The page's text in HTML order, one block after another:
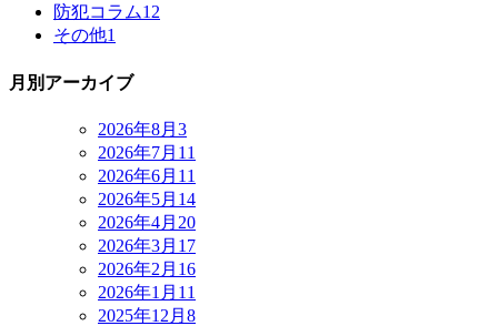
防犯コラム12
その他1
月別アーカイブ
2026年8月 3
2026年7月 11
2026年6月 11
2026年5月 14
2026年4月 20
2026年3月 17
2026年2月 16
2026年1月 11
2025年12月 8